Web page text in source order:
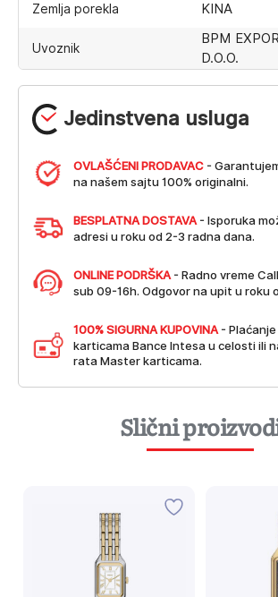
Jedinstvena usluga
OVLAŠĆENI PRODAVAC -
na našem sajtu 100% originalni.
BESPLATNA DOSTAVA - Isporuka
adresi u roku od 2-3 radna dana.
ONLINE PODRŠKA - Radno vreme
sub 09-16h. Odgovor na upit u roku
100% SIGURNA KUPOVINA -
karticama Bance Intesa u celosti ili
rata Master karticama.
Zemlja porekla KINA
Uvoznik
BPM
D.O.O.
Slični